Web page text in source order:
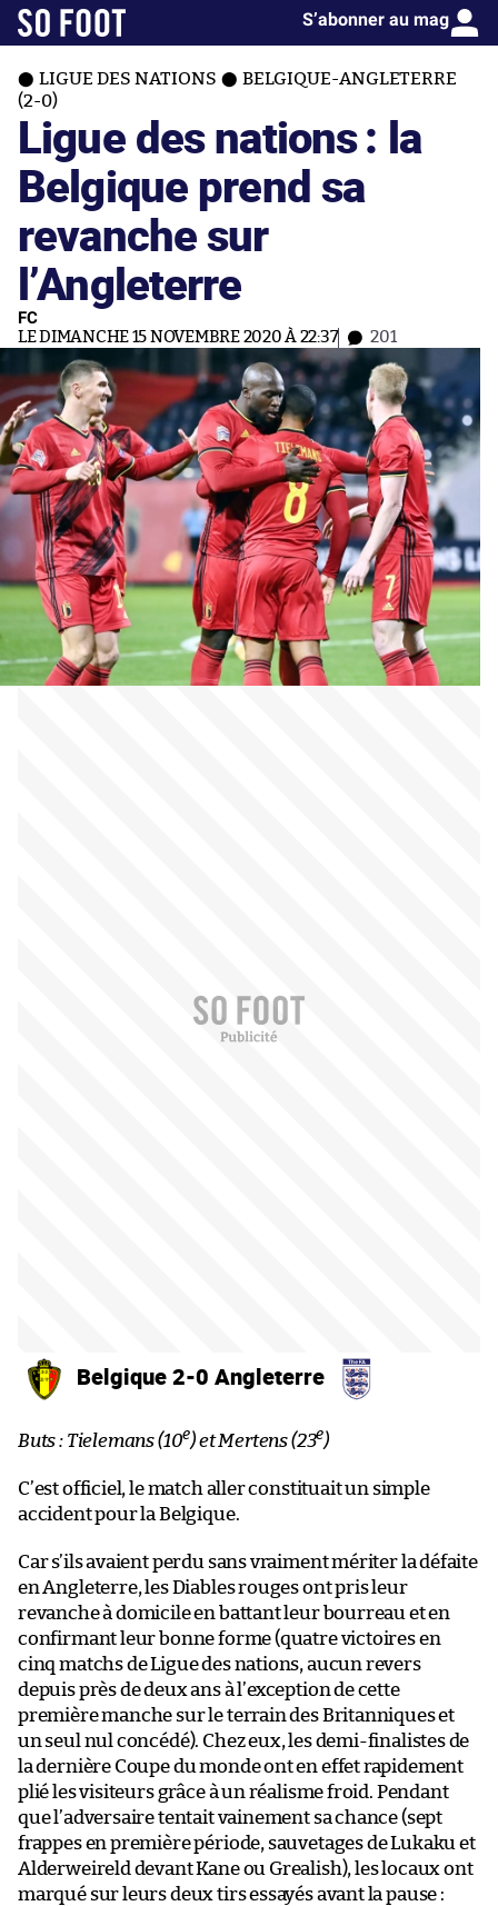
S’abonner au mag
LIGUE DES NATIONS
BELGIQUE-ANGLETERRE
(2-0)
Ligue des nations : la
Belgique prend sa
revanche sur
l’Angleterre
FC
LE DIMANCHE 15 NOVEMBRE 2020 À 22:37 201
Belgique 2-0 Angleterre
Buts : Tielemans (10e) et Mertens (23e)
C’est officiel, le match aller constituait un simple
accident pour la Belgique.
Car s’ils avaient perdu sans vraiment mériter la défaite
en Angleterre, les Diables rouges ont pris leur
revanche à domicile en battant leur bourreau et en
confirmant leur bonne forme (quatre victoires en
cinq matchs de Ligue des nations, aucun revers
depuis près de deux ans à l’exception de cette
première manche sur le terrain des Britanniques et
un seul nul concédé). Chez eux, les demi-finalistes de
la dernière Coupe du monde ont en effet rapidement
plié les visiteurs grâce à un réalisme froid. Pendant
que l’adversaire tentait vainement sa chance (sept
frappes en première période, sauvetages de Lukaku et
Alderweireld devant Kane ou Grealish), les locaux ont
marqué sur leurs deux tirs essayés avant la pause :